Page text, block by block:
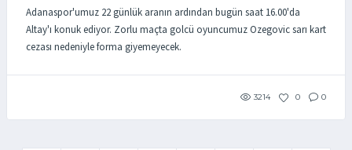
Adanaspor'umuz 22 günlük aranın ardından bugün saat 16.00'da
Altay'ı konuk ediyor. Zorlu maçta golcü oyuncumuz Ozegovic sarı kart
cezası nedeniyle forma giyemeyecek.
3214 0 0